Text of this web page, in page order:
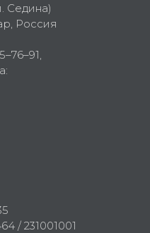
Седина)
Россия
/ 231001001